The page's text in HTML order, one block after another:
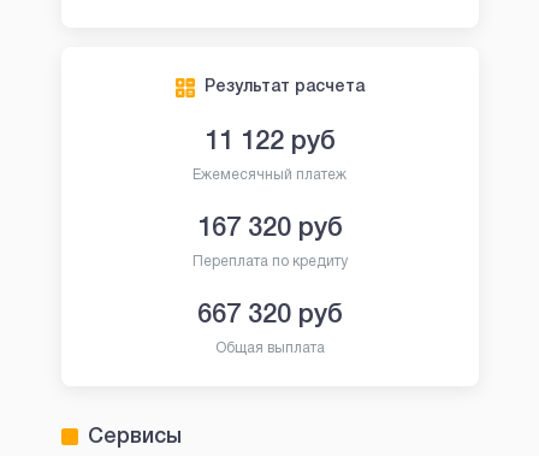
Результат расчета
11 122руб
Ежемесячный платеж
167 320руб
Переплата по кредиту
667 320руб
Общая выплата
Сервисы